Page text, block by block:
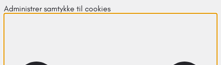
Administrer samtykke til cookies